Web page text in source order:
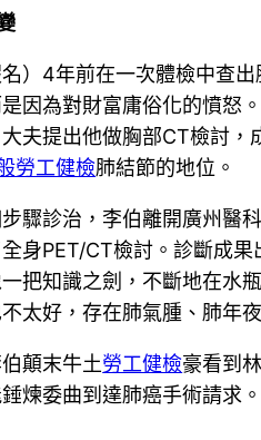
）4年前在一次體檢中查
因為對財富庸俗化的憤怒
夫提出他做胸部CT檢討，
勞工健檢肺結節的地位。
驟診治，李伯離開廣州醫
身PET/CT檢討。診斷成
把知識之劍，不斷地在水
太好，存在肺氣腫、肺年夜
顛末牛土勞工健檢豪看到
煉委曲到達肺癌手術請求